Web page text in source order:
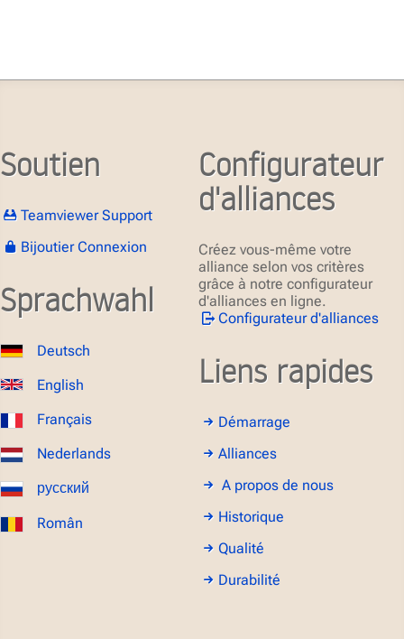
Soutien
Teamviewer Support
Bijoutier Connexion
Sprachwahl
Deutsch
English
Français
Nederlands
русский
Român
Configurateur
d'alliances
Créez vous-même votre
alliance selon vos critères
grâce à notre configurateur
d'alliances en ligne.
Configurateur d'alliances
Liens rapides
Démarrage
Alliances
A propos de nous
Historique
Qualité
Durabilité